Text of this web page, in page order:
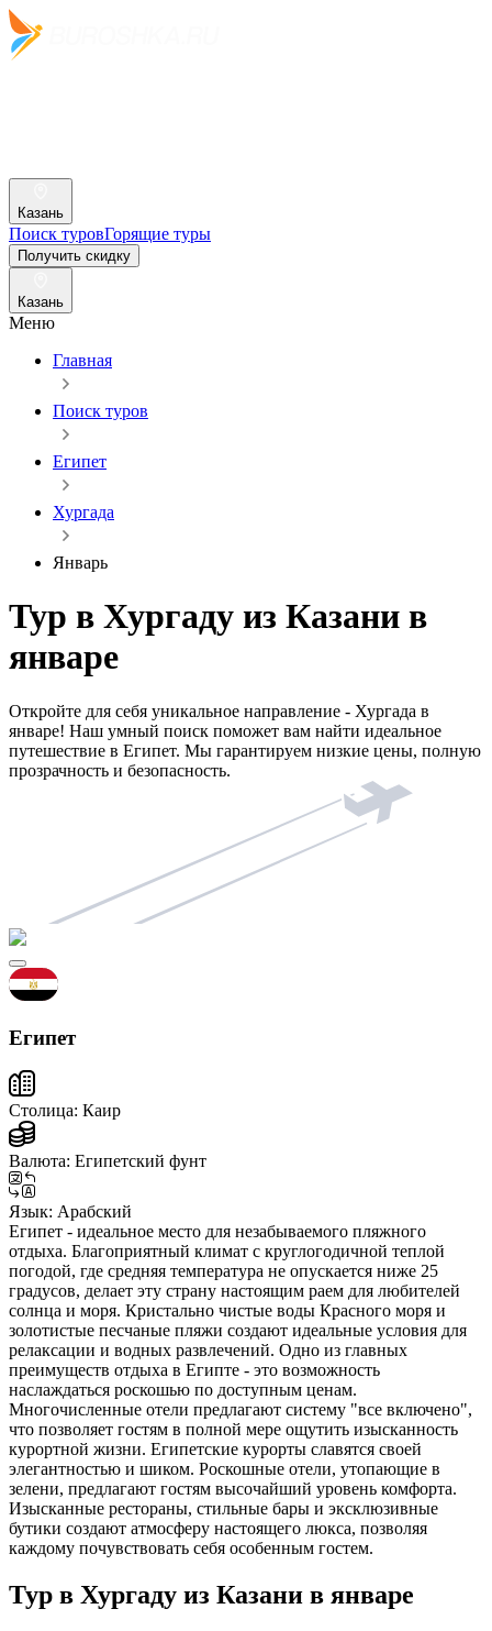
Казань
Поиск туровГорящие туры
Получить скидку
Казань
Меню
Главная
Поиск туров
Египет
Хургада
Январь
Тур в Хургаду из Казани в
январе
Откройте для себя уникальное направление - Хургада в
январе! Наш умный поиск поможет вам найти идеальное
путешествие в Египет. Мы гарантируем низкие цены, полную
прозрачность и безопасность.
Египет
Столица: Каир
Валюта: Египетский фунт
Язык: Арабский
Египет - идеальное место для незабываемого пляжного
отдыха. Благоприятный климат с круглогодичной теплой
погодой, где средняя температура не опускается ниже 25
градусов, делает эту страну настоящим раем для любителей
солнца и моря. Кристально чистые воды Красного моря и
золотистые песчаные пляжи создают идеальные условия для
релаксации и водных развлечений. Одно из главных
преимуществ отдыха в Египте - это возможность
наслаждаться роскошью по доступным ценам.
Многочисленные отели предлагают систему "все включено",
что позволяет гостям в полной мере ощутить изысканность
курортной жизни. Египетские курорты славятся своей
элегантностью и шиком. Роскошные отели, утопающие в
зелени, предлагают гостям высочайший уровень комфорта.
Изысканные рестораны, стильные бары и эксклюзивные
бутики создают атмосферу настоящего люкса, позволяя
каждому почувствовать себя особенным гостем.
Тур в Хургаду из Казани в январе